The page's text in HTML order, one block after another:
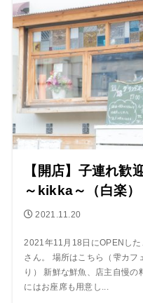
【開店】子連れ歓
～kikka～（白楽）
2021.11.20
2021年11月18日にOPENした
さん。 場所はこちら（雫カフ
り） 新鮮な鮮魚、店主自慢の
にはお座席も用意し...